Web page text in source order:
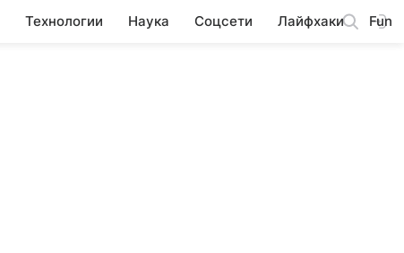
Технологии Наука Соцсети Лайфхаки Fun